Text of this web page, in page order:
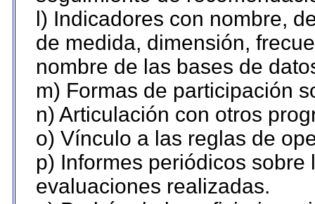
l) Indicadores con nombre,
de medida, dimensión,
nombre de las bases de
m) Formas de participación
n) Articulación con otros
o) Vínculo a las reglas de
p) Informes periódicos
evaluaciones realizadas.